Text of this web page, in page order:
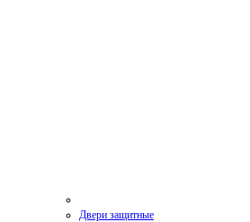
Двери защитные